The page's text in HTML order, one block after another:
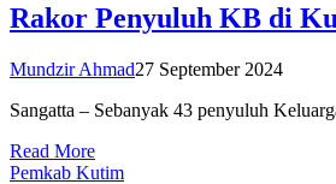
Rakor Penyuluh KB di
Mundzir Ahmad27 September 2024
Sangatta – Sebanyak 43 penyuluh
Read More
Pemkab Kutim